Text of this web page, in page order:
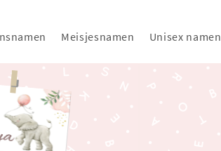
Meisjesnamen Unisex namen